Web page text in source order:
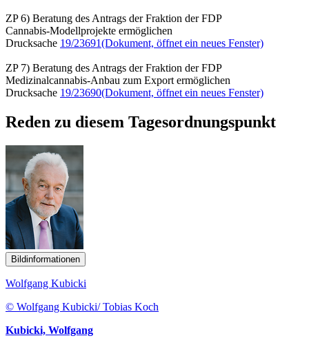
ZP 6) Beratung des Antrags der Fraktion der FDP
Cannabis-Modellprojekte ermöglichen
Drucksache 19/23691(Dokument, öffnet ein neues Fenster)
ZP 7) Beratung des Antrags der Fraktion der FDP
Medizinalcannabis-Anbau zum Export ermöglichen
Drucksache 19/23690(Dokument, öffnet ein neues Fenster)
Reden zu diesem Tagesordnungspunkt
Bildinformationen
Wolfgang Kubicki
© Wolfgang Kubicki/ Tobias Koch
Kubicki, Wolfgang